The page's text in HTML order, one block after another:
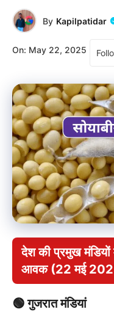
By Kapilpatidar
On: May 22, 2025
देश की प्रमुख
आवक (22 मई
🟢गुजरात मंडियां